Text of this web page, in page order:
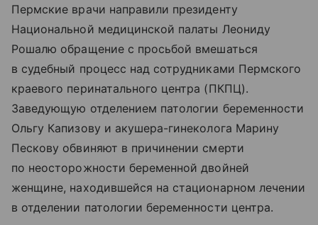
Пермские врачи направили президенту
Национальной медицинской палаты Леониду
Рошалю обращение с просьбой вмешаться
в судебный процесс над сотрудниками Пермского
краевого перинатального центра (ПКПЦ).
Заведующую отделением патологии беременности
Ольгу Капизову и акушера-гинеколога Марину
Пескову обвиняют в причинении смерти
по неосторожности беременной двойней
женщине, находившейся на стационарном лечении
в отделении патологии беременности центра.